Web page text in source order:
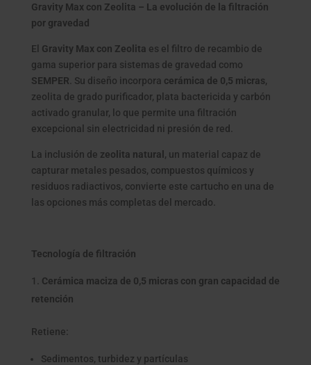
Gravity Max con Zeolita – La evolución de la filtración
por gravedad
El Gravity Max con Zeolita es el filtro de recambio de
gama superior para sistemas de gravedad como
SEMPER . Su diseño incorpora cerámica de 0,5 micras,
zeolita de grado purificador, plata bactericida y carbón
activado granular, lo que permite una filtración
excepcional sin electricidad ni presión de red.
La inclusión de zeolita natural , un material capaz de
capturar metales pesados, compuestos químicos y
residuos radiactivos, convierte este cartucho en una de
las opciones más completas del mercado.
Tecnología de filtración
Cerámica maciza de 0,5 micras con gran capacidad de
retención
Retiene:
Sedimentos, turbidez y partículas